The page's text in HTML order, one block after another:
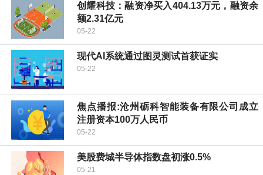
创耀科技：融资净买入404.13万元，融资余
额2.31亿元
05-22
现代AI系统通过图灵测试首获证实
05-22
焦点播报:沧州砺科智能装备有限公司成立
注册资本100万人民币
05-22
美股费城半导体指数盘初涨0.5%
05-21